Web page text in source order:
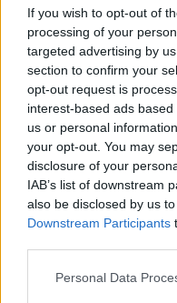
If you wish to opt-out of
processing of your
targeted advertising by
section to confirm your
opt-out request is
interest-based ads
us or personal
your opt-out. You may
disclosure of your
IAB’s list of downstream
also be disclosed by us
Downstream Participants
Personal Data
INVESTIMENTI E MERCATI
Banca Generali
risiko e pmi